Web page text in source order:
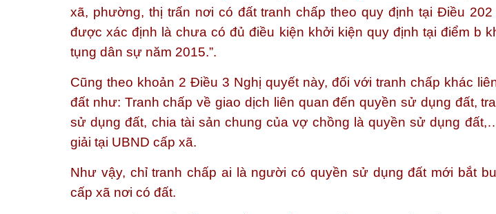
xã, phường, thị trấn nơi có đất tranh chấp theo quy định tại Điều
được xác định là chưa có đủ điều kiện khởi kiện quy định tại điểm b
tụng dân sự năm 2015.”.
Cũng theo khoản 2 Điều 3 Nghị quyết này, đối với tranh chấp khác
đất như: Tranh chấp về giao dịch liên quan đến quyền sử dụng đất,
sử dụng đất, chia tài sản chung của vợ chồng là quyền sử dụng
giải tại UBND cấp xã.
Như vậy, chỉ tranh chấp ai là người có quyền sử dụng đất mới bắt
cấp xã nơi có đất.